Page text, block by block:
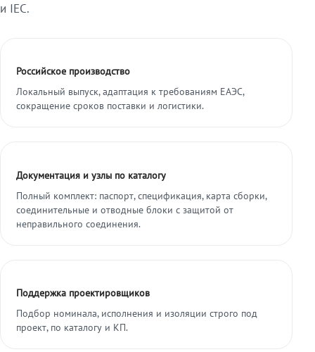
и IEC.
Российское производство
Локальный выпуск, адаптация к требованиям ЕАЭС,
сокращение сроков поставки и логистики.
Документация и узлы по каталогу
Полный комплект: паспорт, спецификация, карта сборки,
соединительные и отводные блоки с защитой от
неправильного соединения.
Поддержка проектировщиков
Подбор номинала, исполнения и изоляции строго под
проект, по каталогу и КП.